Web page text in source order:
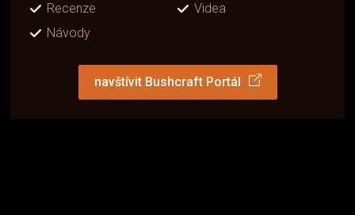
Recenze
Videa
Návody
navštívit Bushcraft Portál